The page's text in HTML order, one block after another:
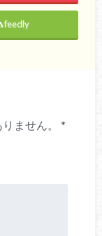
feedly
ません。
*